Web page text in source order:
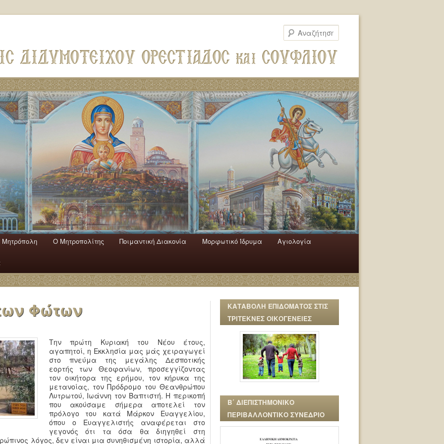
Mητρόπολη Ο Mητροπολίτης Ποιμαντική Διακονία Μορφωτικό Ίδρυμα Αγιολογία
Φώτων
Την πρώτη Κυριακή του Νέου έτους,
αγαπητοί, η Εκκλησία μας μάς χειραγωγεί
στο πνεύμα της μεγάλης Δεσποτικής
εορτής των Θεοφανίων, προσεγγίζοντας
τον οικήτορα της ερήμου, τον κήρυκα της
μετανοίας, τον Πρόδρομο του Θεανθρώπου
Λυτρωτού, Ιωάννη τον Βαπτιστή. Η περικοπή
που ακούσαμε σήμερα αποτελεί τον
πρόλογο του κατά Μάρκον Ευαγγελίου,
όπου ο Ευαγγελιστής αναφέρεται στο
γεγονός ότι τα όσα θα διηγηθεί στη
λόγος, δεν είναι μια συνηθισμένη ιστορία, αλλά
ΚΑΤΑΒΟΛΗ ΕΠΙΔΟΜΑΤΟΣ ΣΤΙΣ
ΤΡΙΤΕΚΝΕΣ ΟΙΚΟΓΕΝΕΙΕΣ
Β΄ ΔΙΕΠΙΣΤΗΜΟΝΙΚΟ
ΠΕΡΙΒΑΛΛΟΝΤΙΚΟ ΣΥΝΕΔΡΙΟ